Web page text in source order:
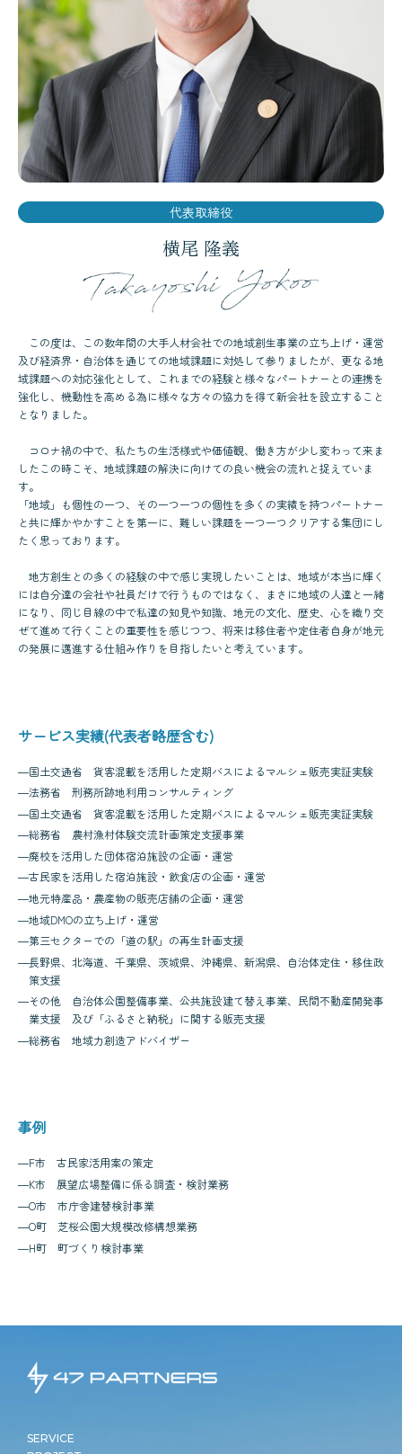
代表取締役
横尾 隆義
この度は、この数年間の大手人材会社での地域創生事業の立ち上げ・運営
及び経済界・自治体を通じての地域課題に対処して参りましたが、更なる地
域課題への対応強化として、これまでの経験と様々なパートナーとの連携を
強化し、機動性を高める為に様々な方々の協力を得て新会社を設立すること
となりました。
コロナ禍の中で、私たちの生活様式や価値観、働き方が少し変わって来ま
したこの時こそ、地域課題の解決に向けての良い機会の流れと捉えていま
す。
「地域」も個性の一つ、その一つ一つの個性を多くの実績を持つパートナー
と共に輝かやかすことを第一に、難しい課題を一つ一つクリアする集団にし
たく思っております。
地方創生との多くの経験の中で感じ実現したいことは、地域が本当に輝く
には自分達の会社や社員だけで行うものではなく、まさに地域の人達と一緒
になり、同じ目線の中で私達の知見や知識、地元の文化、歴史、心を織り交
ぜて進めて行くことの重要性を感じつつ、将来は移住者や定住者自身が地元
の発展に邁進する仕組み作りを目指したいと考えています。
サービス実績(代表者略歴含む)
―国土交通省 貨客混載を活用した定期バスによるマルシェ販売実証実験
―法務省 刑務所跡地利用コンサルティング
―国土交通省 貨客混載を活用した定期バスによるマルシェ販売実証実験
―総務省 農村漁村体験交流計画策定支援事業
―廃校を活用した団体宿泊施設の企画・運営
―古民家を活用した宿泊施設・飲食店の企画・運営
―地元特産品・農産物の販売店舗の企画・運営
―地域DMOの立ち上げ・運営
―第三セクターでの「道の駅」の再生計画支援
―長野県、北海道、千葉県、茨城県、沖縄県、新潟県、自治体定住・移住政
策支援
―その他 自治体公園整備事業、公共施設建て替え事業、民間不動産開発事
業支援 及び「ふるさと納税」に関する販売支援
―総務省 地域力創造アドバイザー
事例
―F市 古民家活用案の策定
―K市 展望広場整備に係る調査・検討業務
―O市 市庁舎建替検討事業
―O町 芝桜公園大規模改修構想業務
―H町 町づくり検討事業
SERVICE